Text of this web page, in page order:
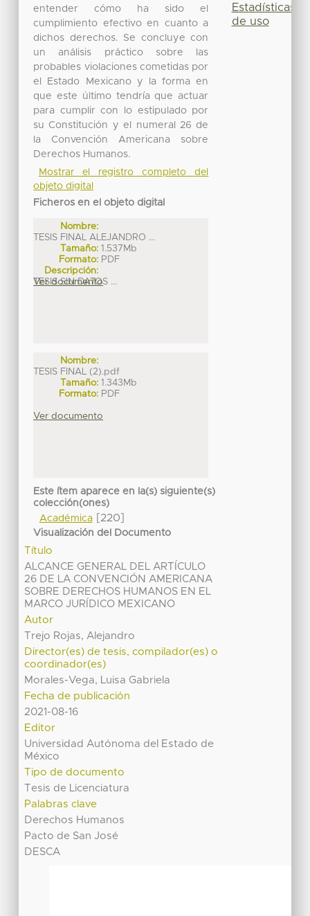
entender cómo ha sido el
cumplimiento efectivo en cuanto a
dichos derechos. Se concluye con
un análisis práctico sobre las
probables violaciones cometidas por
el Estado Mexicano y la forma en
que este último tendría que actuar
para cumplir con lo estipulado por
su Constitución y el numeral 26 de
la Convención Americana sobre
Derechos Humanos.
Mostrar el registro completo del
objeto digital
Ficheros en el objeto digital
Nombre:
TESIS FINAL ALEJANDRO ...
Tamaño: 1.537Mb
Formato: PDF
Descripción:
TESIS SIN DATOS ...
Ver documento
Nombre:
TESIS FINAL (2).pdf
Tamaño: 1.343Mb
Formato: PDF
Ver documento
Este ítem aparece en la(s) siguiente(s)
colección(ones)
Académica[220]
Visualización del Documento
Título
ALCANCE GENERAL DEL ARTÍCULO
26 DE LA CONVENCIÓN AMERICANA
SOBRE DERECHOS HUMANOS EN EL
MARCO JURÍDICO MEXICANO
Autor
Trejo Rojas, Alejandro
Director(es) de tesis, compilador(es) o
coordinador(es)
Morales-Vega, Luisa Gabriela
Fecha de publicación
2021-08-16
Editor
Universidad Autónoma del Estado de
México
Tipo de documento
Tesis de Licenciatura
Palabras clave
Derechos Humanos
Pacto de San José
DESCA
Estadísticas
de uso